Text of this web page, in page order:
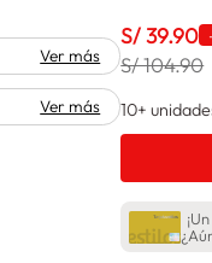
Ver más
Ver más
S/39.90
S/ 104.90
10+